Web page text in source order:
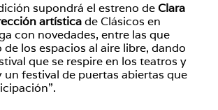
supondrá el estreno de Clara
artísticade Clásicos en
con novedades, entre las que
de los espacios al aire libre, dando
que se respire en los teatros y
un festival de puertas abiertas que